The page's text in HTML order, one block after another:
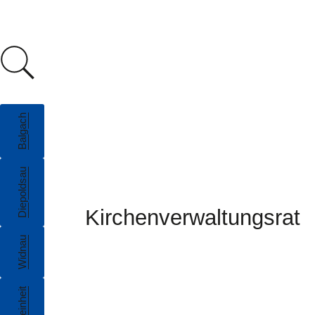
Balgach
Diepoldsau
Widnau
Kirchenverwaltungsrat